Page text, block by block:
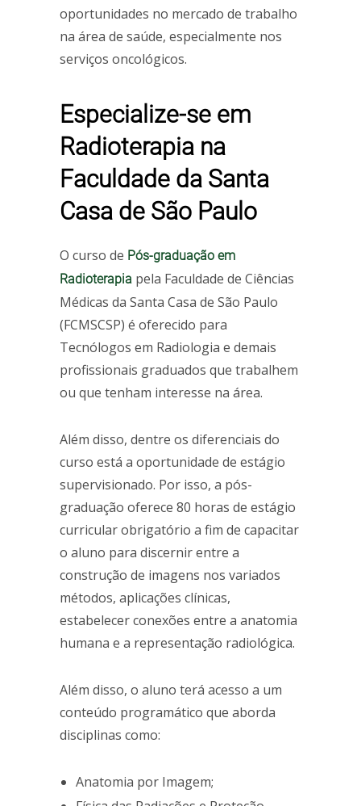
oportunidades no mercado de trabalho
na área de saúde, especialmente nos
serviços oncológicos.
Especialize-se em
Radioterapia na
Faculdade da Santa
Casa de São Paulo
O curso de Pós-graduação em
Radioterapia pela Faculdade de Ciências
Médicas da Santa Casa de São Paulo
(FCMSCSP) é oferecido para
Tecnólogos em Radiologia e demais
profissionais graduados que trabalhem
ou que tenham interesse na área.
Além disso, dentre os diferenciais do
curso está a oportunidade de estágio
supervisionado. Por isso, a pós-
graduação oferece 80 horas de estágio
curricular obrigatório a fim de capacitar
o aluno para discernir entre a
construção de imagens nos variados
métodos, aplicações clínicas,
estabelecer conexões entre a anatomia
humana e a representação radiológica.
Além disso, o aluno terá acesso a um
conteúdo programático que aborda
disciplinas como:
Anatomia por Imagem;